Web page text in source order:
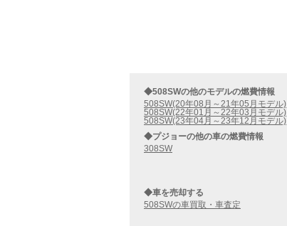
◆508SWの他のモデルの燃費情報
508SW(20年08月～21年05月モデル)
508SW(22年01月～22年03月モデル)
508SW(23年04月～23年12月モデル)
◆プジョーの他の車の燃費情報
308SW
◆車を売却する
508SWの車買取・車査定